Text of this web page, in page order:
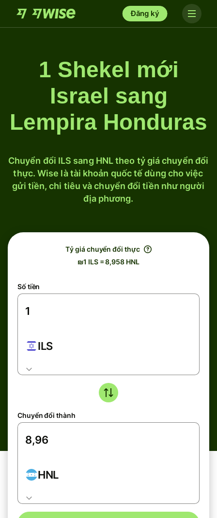
Đăng ký
1 Shekel mới
Israel sang
Lempira Honduras
Chuyển đổi ILS sang HNL theo tỷ giá chuyển đổi
thực. Wise là tài khoản quốc tế dùng cho việc
gửi tiền, chi tiêu và chuyển đổi tiền như người
địa phương.
Tỷ giá chuyển đổi thực
₪1 ILS = 8,958 HNL
Số tiền
ILS
Chuyển đổi thành
HNL